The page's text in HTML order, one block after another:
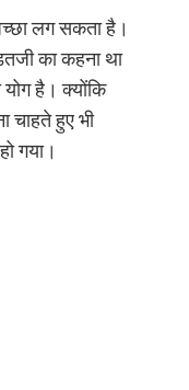
लग सकता है।
का कहना था
योग है। क्योंकि
चाहते हुए भी
गया।